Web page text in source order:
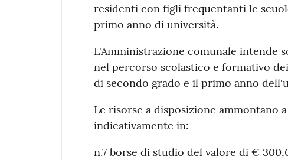
residenti con figli frequentanti le
primo anno di università.
L'Amministrazione comunale intende
nel percorso scolastico e formativo
di secondo grado e il primo anno
Le risorse a disposizione ammontano
indicativamente in:
n.7 borse di studio del valore di €